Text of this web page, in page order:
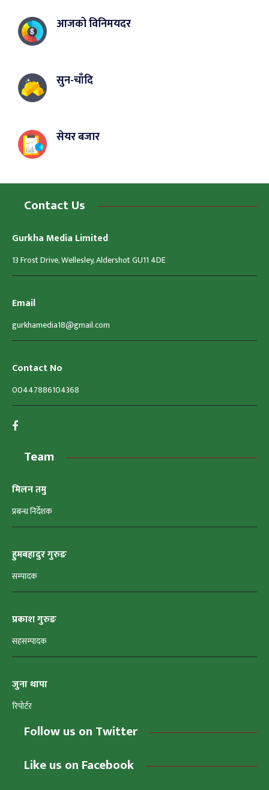
आजको विनिमयदर
सुन-चाँदि
सेयर बजार
Contact Us
Gurkha Media Limited
13 Frost Drive, Wellesley, Aldershot GU11 4DE
Email
gurkhamedia18@gmail.com
Contact No
00447886104368
Team
मिलन तमु
प्रबन्ध निर्देशक
हुमबहादुर गुरुङ
सम्पादक
प्रकाश गुरुङ
सहसम्पादक
जुना थापा
रिपोर्टर
Follow us on Twitter
Like us on Facebook